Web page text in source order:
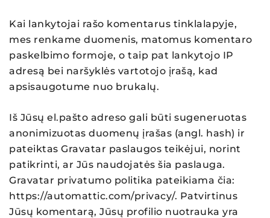
Kai lankytojai rašo komentarus tinklalapyje,
mes renkame duomenis, matomus komentaro
paskelbimo formoje, o taip pat lankytojo IP
adresą bei naršyklės vartotojo įrašą, kad
apsisaugotume nuo brukalų.
Iš Jūsų el.pašto adreso gali būti sugeneruotas
anonimizuotas duomenų įrašas (angl. hash) ir
pateiktas Gravatar paslaugos teikėjui, norint
patikrinti, ar Jūs naudojatės šia paslauga.
Gravatar privatumo politika pateikiama čia:
https://automattic.com/privacy/. Patvirtinus
Jūsų komentarą, Jūsų profilio nuotrauka yra